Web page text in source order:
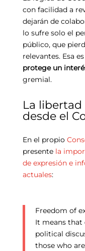
con facilidad a
dejarán de
lo sufre solo el
público, que
relevantes. Esa
protege un
gremial.
La
desde el
En el propio
presente la
de expresión e
actuales:
Freedom of
It means that
political
those who